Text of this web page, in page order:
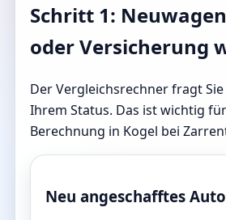
Schritt 1:
oder Versicherung
Der Vergleichsrechner fragt
Ihrem Status. Das ist wichtig
Berechnung in Kogel bei
Neu angeschafftes Auto